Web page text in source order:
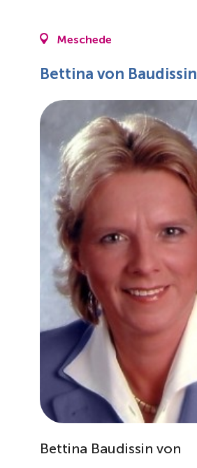
Lehrkräfte für besondere Aufgaben
Meschede
Bettina von Baudissin
Bettina Baudissin von